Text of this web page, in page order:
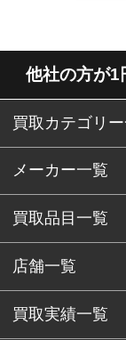
他社の方が1
買取カテゴリ
メーカー一覧
買取品目一覧
店舗一覧
買取実績一覧